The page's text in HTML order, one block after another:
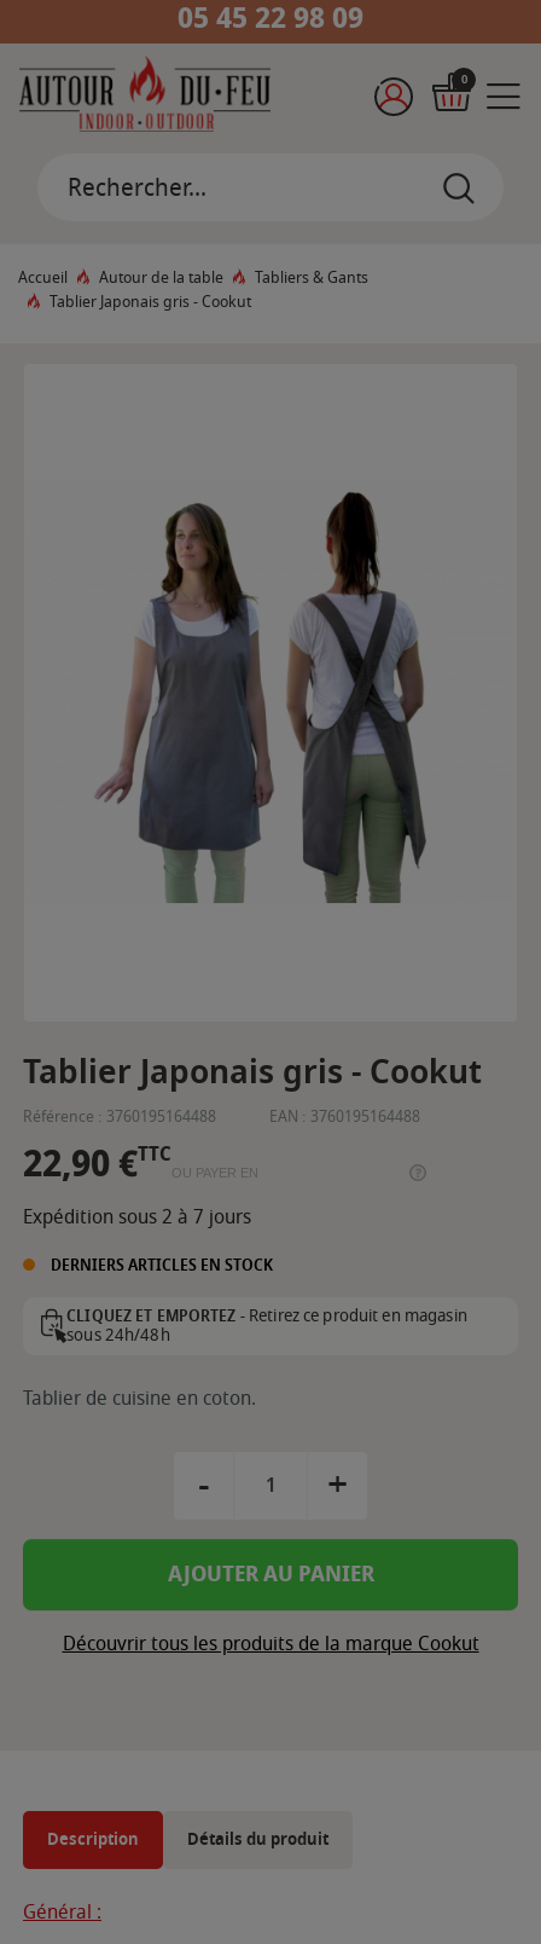
05 45 22 98 09
0
Accueil Autour de la table
Tabliers & Gants
Tablier Japonais gris - Cookut
Tablier Japonais gris - Cookut
Référence : 3760195164488 EAN : 3760195164488
22,90 €TTC
OU PAYER EN
Expédition sous 2 à 7 jours
DERNIERS ARTICLES EN STOCK
CLIQUEZ ET EMPORTEZ -Retirez ce produit en magasin
sous 24h/48h
Tablier de cuisine en coton.
- +
AJOUTER AU PANIER
Découvrir tous les produits de la marque Cookut
Description Détails du produit
Général :